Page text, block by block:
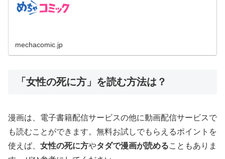
mechacomic.jp
「女性の死に方」を読む方法は？
漫画は、電子書籍配信サービスの他に動画配信サービスで
も読むことができます。無料お試しでもらえるポイントを
使えば、 女性の死に方やタダで漫画が読めることもありま